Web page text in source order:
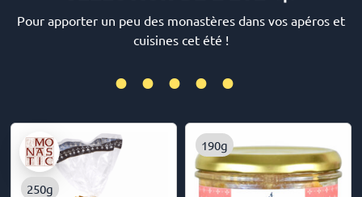
Pour apporter un peu des monastères dans vos apéros et
cuisines cet été !
•••••
250g
190g